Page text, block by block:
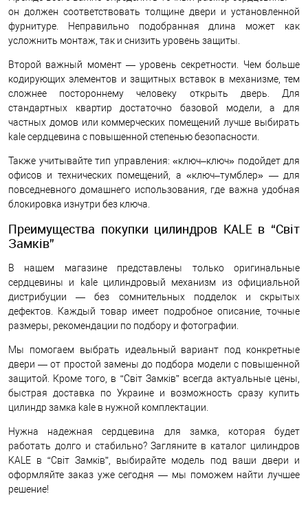
он должен соответствовать толщине двери и установленной
фурнитуре. Неправильно подобранная длина может как
усложнить монтаж, так и снизить уровень защиты.
Второй важный момент — уровень секретности. Чем больше
кодирующих элементов и защитных вставок в механизме, тем
сложнее постороннему человеку открыть дверь. Для
стандартных квартир достаточно базовой модели, а для
частных домов или коммерческих помещений лучше выбирать
kale сердцевина с повышенной степенью безопасности.
Также учитывайте тип управления: «ключ–ключ» подойдет для
офисов и технических помещений, а «ключ–тумблер» — для
повседневного домашнего использования, где важна удобная
блокировка изнутри без ключа.
Преимущества покупки цилиндров KALE в “Світ
Замків”
В нашем магазине представлены только оригинальные
сердцевины и kale цилиндровый механизм из официальной
дистрибуции — без сомнительных подделок и скрытых
дефектов. Каждый товар имеет подробное описание, точные
размеры, рекомендации по подбору и фотографии.
Мы помогаем выбрать идеальный вариант под конкретные
двери — от простой замены до подбора модели с повышенной
защитой. Кроме того, в “Світ Замків” всегда актуальные цены,
быстрая доставка по Украине и возможность сразу купить
цилиндр замка kale в нужной комплектации.
Нужна надежная сердцевина для замка, которая будет
работать долго и стабильно? Загляните в каталог цилиндров
KALE в “Світ Замків”, выбирайте модель под ваши двери и
оформляйте заказ уже сегодня — мы поможем найти лучшее
решение!